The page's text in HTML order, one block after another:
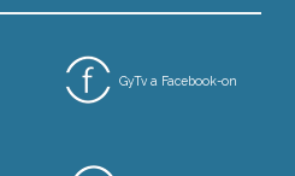
GyTv a Facebook-on